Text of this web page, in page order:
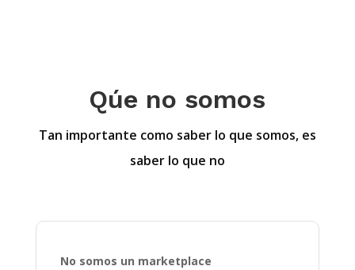
Qúe no somos
Tan importante como saber lo que somos, es
saber lo que no
No somos un marketplace